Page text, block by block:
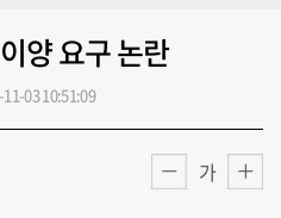
양 요구 논란
11-03 10:51:09
가